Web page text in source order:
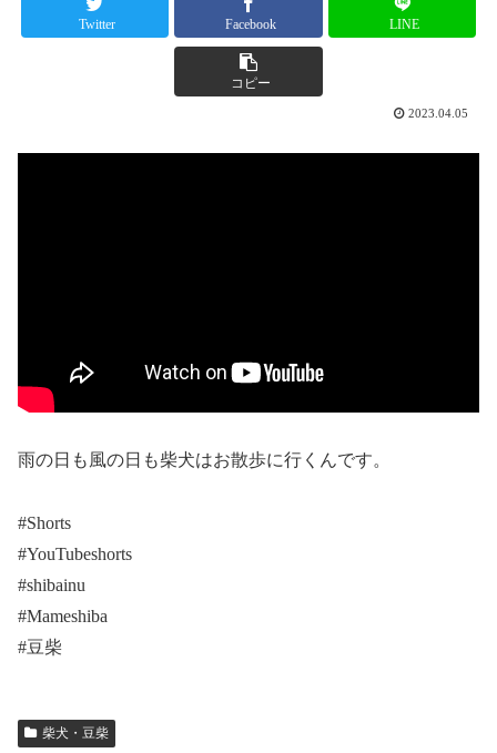
Twitter Facebook LINE
コピー
2023.04.05
雨の日も風の日も柴犬はお散歩に行くんです。
#Shorts
#YouTubeshorts
#shibainu
#Mameshiba
#豆柴
柴犬・豆柴